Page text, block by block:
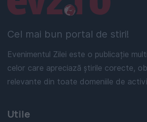
Cel mai bun portal de stiri!
Evenimentul Zilei este o publicație
celor care apreciază știrile corecte,
relevante din toate domeniile de
Utile